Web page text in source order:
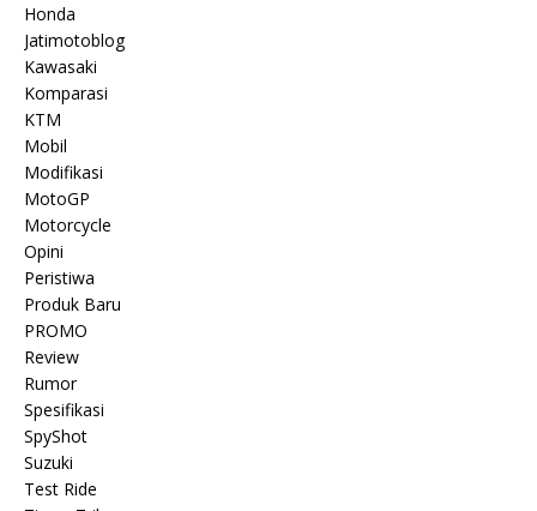
Honda
Jatimotoblog
Kawasaki
Komparasi
KTM
Mobil
Modifikasi
MotoGP
Motorcycle
Opini
Peristiwa
Produk Baru
PROMO
Review
Rumor
Spesifikasi
SpyShot
Suzuki
Test Ride